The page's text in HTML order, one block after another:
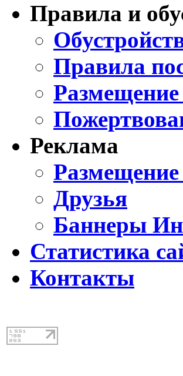
Правила и
Правила
Реклама
Друзья
Баннеры
Статистика
Контакты